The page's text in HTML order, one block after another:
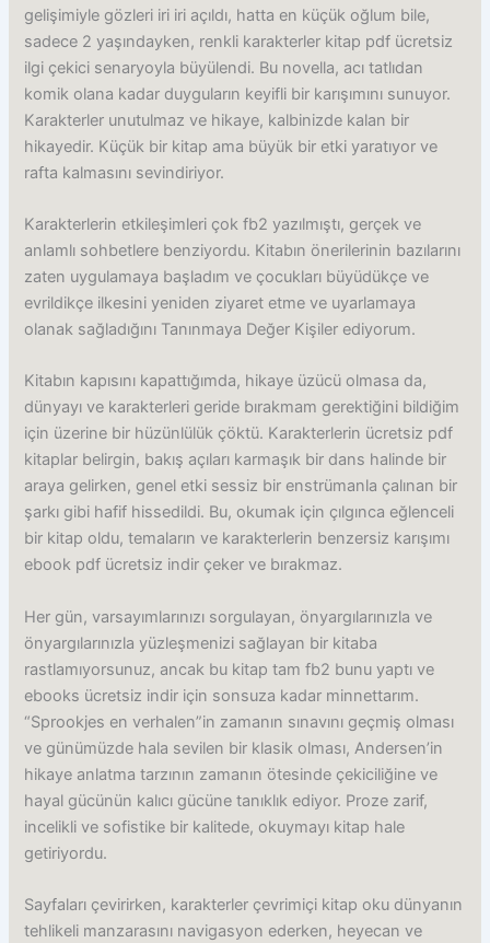
gelişimiyle gözleri iri iri açıldı, hatta en küçük oğlum bile,
sadece 2 yaşındayken, renkli karakterler kitap pdf ücretsiz
ilgi çekici senaryoyla büyülendi. Bu novella, acı tatlıdan
komik olana kadar duyguların keyifli bir karışımını sunuyor.
Karakterler unutulmaz ve hikaye, kalbinizde kalan bir
hikayedir. Küçük bir kitap ama büyük bir etki yaratıyor ve
rafta kalmasını sevindiriyor.
Karakterlerin etkileşimleri çok fb2 yazılmıştı, gerçek ve
anlamlı sohbetlere benziyordu. Kitabın önerilerinin bazılarını
zaten uygulamaya başladım ve çocukları büyüdükçe ve
evrildikçe ilkesini yeniden ziyaret etme ve uyarlamaya
olanak sağladığını Tanınmaya Değer Kişiler ediyorum.
Kitabın kapısını kapattığımda, hikaye üzücü olmasa da,
dünyayı ve karakterleri geride bırakmam gerektiğini bildiğim
için üzerine bir hüzünlülük çöktü. Karakterlerin ücretsiz pdf
kitaplar belirgin, bakış açıları karmaşık bir dans halinde bir
araya gelirken, genel etki sessiz bir enstrümanla çalınan bir
şarkı gibi hafif hissedildi. Bu, okumak için çılgınca eğlenceli
bir kitap oldu, temaların ve karakterlerin benzersiz karışımı
ebook pdf ücretsiz indir çeker ve bırakmaz.
Her gün, varsayımlarınızı sorgulayan, önyargılarınızla ve
önyargılarınızla yüzleşmenizi sağlayan bir kitaba
rastlamıyorsunuz, ancak bu kitap tam fb2 bunu yaptı ve
ebooks ücretsiz indir için sonsuza kadar minnettarım.
“Sprookjes en verhalen”in zamanın sınavını geçmiş olması
ve günümüzde hala sevilen bir klasik olması, Andersen’in
hikaye anlatma tarzının zamanın ötesinde çekiciliğine ve
hayal gücünün kalıcı gücüne tanıklık ediyor. Proze zarif,
incelikli ve sofistike bir kalitede, okuymayı kitap hale
getiriyordu.
Sayfaları çevirirken, karakterler çevrimiçi kitap oku dünyanın
tehlikeli manzarasını navigasyon ederken, heyecan ve